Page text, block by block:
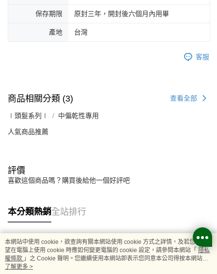
保存期限 原封三年，開封後六個月內用畢
產地 台灣
客服
商品相關分類 (3) 查看全部
∣頭髮系列∣ 中偏乾性專用
人氣商品推薦
評價
喜歡這個商品嗎？購買後給他一個好評吧
本分類熱銷全站排行
熱門標籤
本網站中使用 cookie，欲查詢有關本網站使用 cookie 方式之詳情，及若您不希
望在電腦上使用 cookie 時應如何變更電腦的 cookie 設定，請參閱本網站「 隱私
權條款 」之 Cookie 聲明。您繼續使用本網站即表示您同意本公司得按本網站使
用條款之 Cookie 聲明使用 cookie。
了解更多 >